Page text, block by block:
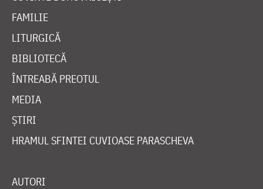
FAMILIE
LITURGICĂ
BIBLIOTECĂ
ÎNTREABĂ PREOTUL
MEDIA
ȘTIRI
HRAMUL SFINTEI CUVIOASE PARASCHEVA
AUTORI